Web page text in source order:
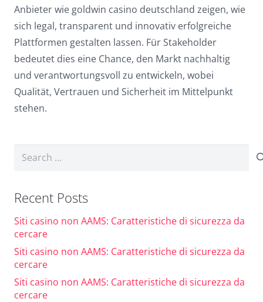
Anbieter wie goldwin casino deutschland zeigen, wie
sich legal, transparent und innovativ erfolgreiche
Plattformen gestalten lassen. Für Stakeholder
bedeutet dies eine Chance, den Markt nachhaltig
und verantwortungsvoll zu entwickeln, wobei
Qualität, Vertrauen und Sicherheit im Mittelpunkt
stehen.
Search
Recent Posts
Siti casino non AAMS: Caratteristiche di sicurezza da
cercare
Siti casino non AAMS: Caratteristiche di sicurezza da
cercare
Siti casino non AAMS: Caratteristiche di sicurezza da
cercare